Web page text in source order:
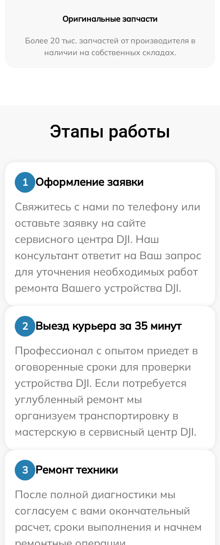
Оригинальные запчасти
Более 20 тыс. запчастей от производителя в
наличии на собственных складах.
Этапы работы
1
Оформление заявки
Свяжитесь с нами по телефону или
оставьте заявку на сайте
сервисного центра DJI. Наш
консультант ответит на Ваш запрос
для уточнения необходимых работ
ремонта Вашего устройства DJI.
2
Выезд курьера за 35 минут
Профессионал с опытом приедет в
оговоренные сроки для проверки
устройства DJI. Если потребуется
углубленный ремонт мы
организуем транспортировку в
мастерскую в сервисный центр DJI.
3
Ремонт техники
После полной диагностики мы
согласуем с вами окончательный
расчет, сроки выполнения и начнем